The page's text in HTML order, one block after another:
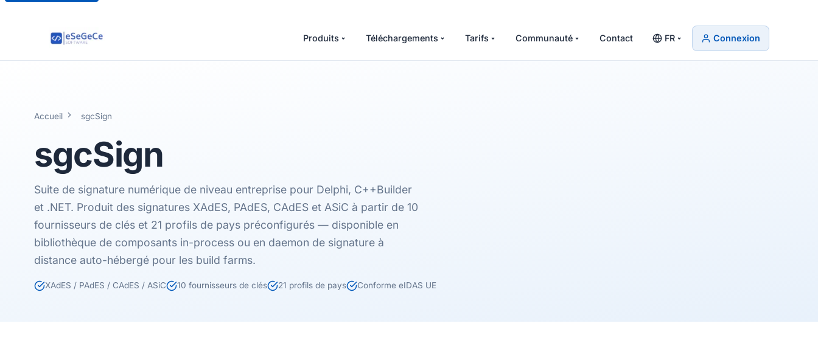
Produits Téléchargements Tarifs Communauté Contact FR Connexion
Accueil sgcSign
sgcSign
Suite de signature numérique de niveau entreprise pour Delphi, C++Builder
et .NET. Produit des signatures XAdES, PAdES, CAdES et ASiC à partir de 10
fournisseurs de clés et 21 profils de pays préconfigurés — disponible en
bibliothèque de composants in-process ou en daemon de signature à
distance auto-hébergé pour les build farms.
XAdES / PAdES / CAdES / ASiC 10 fournisseurs de clés 21 profils de pays Conforme eIDAS UE